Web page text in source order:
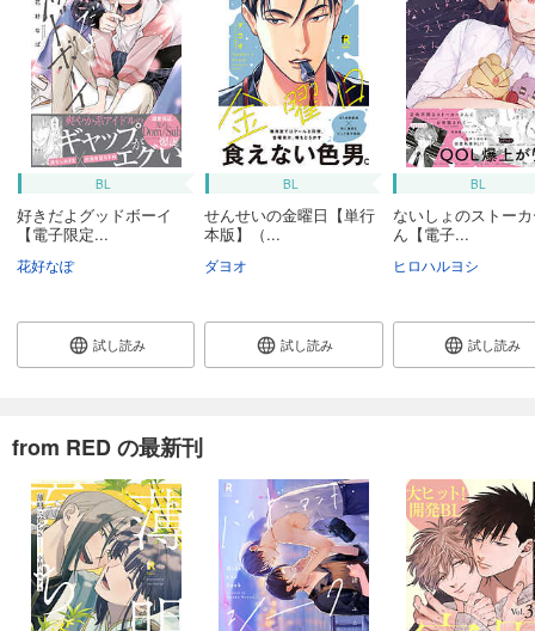
BL
好きだよグッドボーイ
【電子限定...
花好なぽ
試し読み
BL
せんせいの金曜日【単行
本版】（...
ダヨオ
試し読み
BL
ないしょのストー
ん【電子...
ヒロハルヨシ
試し読み
from RED の最新刊